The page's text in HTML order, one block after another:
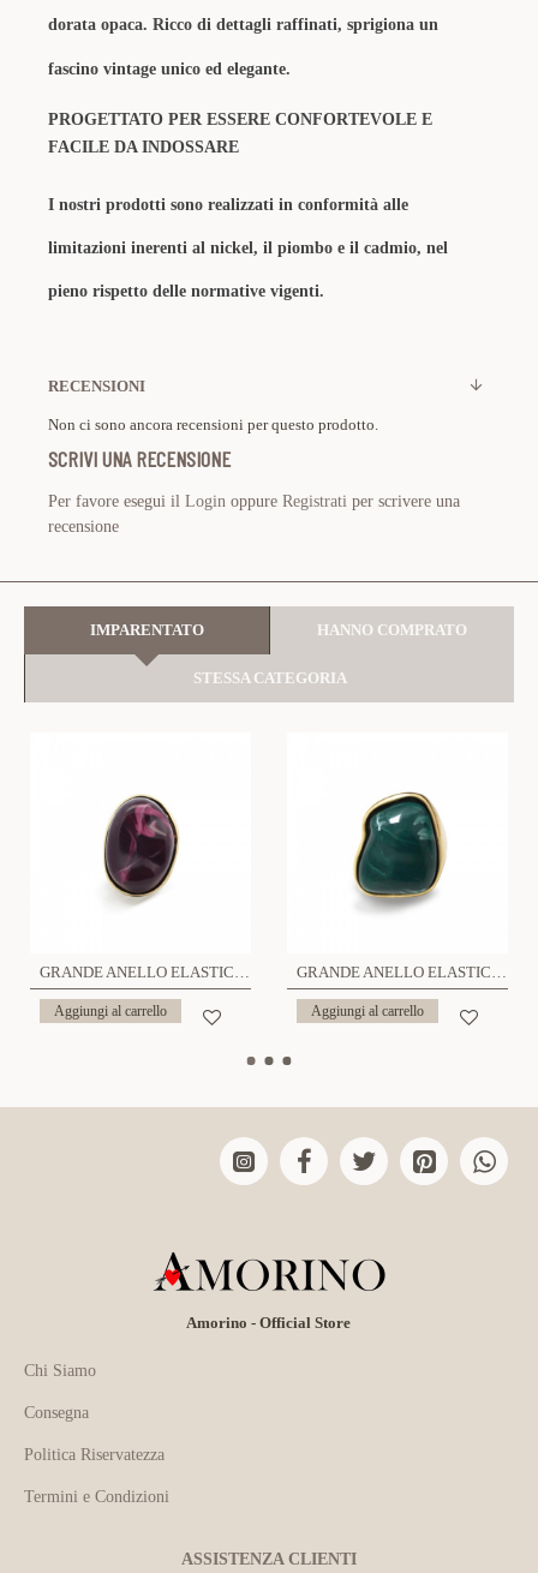
dorata opaca. Ricco di dettagli raffinati, sprigiona un
fascino vintage unico ed elegante.
PROGETTATO PER ESSERE CONFORTEVOLE E
FACILE DA INDOSSARE
I nostri prodotti sono realizzati in conformità alle
limitazioni inerenti al nickel, il piombo e il cadmio, nel
pieno rispetto delle normative vigenti.
RECENSIONI
Non ci sono ancora recensioni per questo prodotto.
SCRIVI UNA RECENSIONE
Per favore esegui il Login oppure Registrati per scrivere una
recensione
IMPARENTATO HANNO COMPRATO
STESSA CATEGORIA
GRANDE ANELLO ELASTICO OVALE CON PIETRA IN RESINA - NY24100B884
Aggiungi al carrello
GRANDE ANELLO ELASTICO IRREGOLARE CON PIETRA IN RESINA - NY24100B889
Aggiungi al carrello
Amorino - Official Store
Chi Siamo
Consegna
Politica Riservatezza
Termini e Condizioni
ASSISTENZA CLIENTI